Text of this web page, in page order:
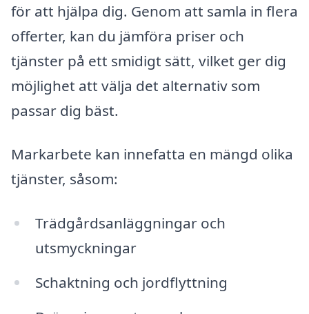
för att hjälpa dig. Genom att samla in flera
offerter, kan du jämföra priser och
tjänster på ett smidigt sätt, vilket ger dig
möjlighet att välja det alternativ som
passar dig bäst.
Markarbete kan innefatta en mängd olika
tjänster, såsom:
Trädgårdsanläggningar och
utsmyckningar
Schaktning och jordflyttning